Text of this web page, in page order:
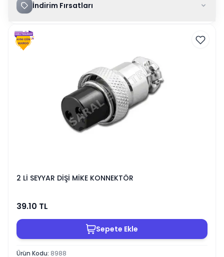
İndirim Fırsatları
2 Lİ SEYYAR DİŞİ MİKE KONNEKTÖR
39.10 TL
Sepete Ekle
Ürün Kodu: 8988